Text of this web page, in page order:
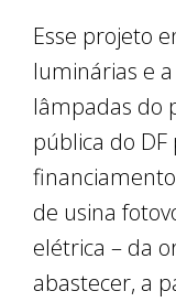
Esse projeto
luminárias e
lâmpadas do
pública do DF
de usina
elétrica – da
abastecer, a